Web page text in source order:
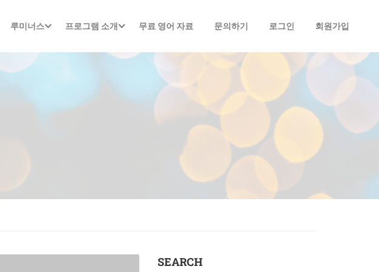
루미너스 프로그램 소개 무료 영어 자료 문의하기 로그인 회원가입
SEARCH